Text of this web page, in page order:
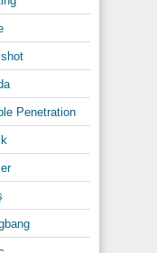
bu hikaye
arzuların
Penetration